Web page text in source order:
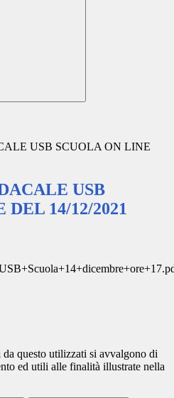
USB SCUOLA ON LINE
USB
DEL 14/12/2021
questo utilizzati si avvalgono di
ed utili alle finalità illustrate nella